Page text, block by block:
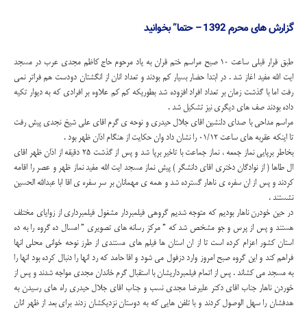
گزارش های محرم 1392 – حتما” بخوانید
طبق قرار قبلی ساعت 10 صبح مراسم ختم قران به یاد مرحوم حاج کاظم مجدی عرب در مسجد
ایت الله مفید اغاز شد . در ابتدا حضار بسیار کم بودند و تعداد انان از انگشتان دودست هم فراتر نمی
رفت اما با گذشت زمان بر تعداد افراد افزوده شد بطوریکه کم کم علاوه بر افرادی که به دیوار تکیه
داده بودند صف های دیگری نیز تشکیل شد .
مراسم مداحی با صدای دلنشین اقای جلال حیدری و نوحه ی گرم اقای علی شیخ نجدی پیش رفت
تا اینکه عقربه های ساعت 01/12 را نشان داد وان حکایت از هنگام اذان ظهر بود .
بخاطر برپایی نماز جمعه ، نماز جماعت با تاخیر برپا شد و پس از گذشت 25 دقیقه از اذان ظهر اقای
ال طاها ( از نوادگان دختری اقای دانشگر ) پیش نماز مسجد ایت الله مفید نماز ظهر و عصر را اقامه
کردند و پس از ان سفره ی ناهار گسترده شد و همه ی مهمانان بر سر سفره ی اقا ابا عبدالله الحسین
نشستند .
در حین خودرن ناهار بودیم که متوجه شدیم گروهی فیلمبردار مشغول فیلمبرداری از زوایای مختلف
هستند و پس از پرس و جو مشخص شد که ” مرکز رسانه های تصویری ” امسال ده گروه را به ده
استان کشور اعزام کرده است تا از ان استان ها فیلم های مستندی از طرز نوحه خوانی محلی انها
فراهم کند و این گروه صبح امروز وارد دزفول می شود و اقا حامد که رد انها را دنبال کرده بود انها را
به مسجد می کشاند . پس از اتمام فیلمبرداریشان با استقبال گرم خاندان مجدی مواجه شدند و پس از
خوردن ناهار جناب اقای دکتر علیرضا مجدی نسب و جناب اقای جلال حیدری راه های رسیدن به
هدفشان را سهل الوصول کردند و با تلفن هایی که به دوستان نزدیکشان زدند برای بعد از ظهر انان